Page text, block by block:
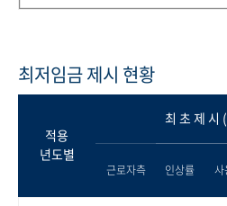
최저임금 제시 현황
적용
년도별
최 초 제 시
근로자측 인상률 사